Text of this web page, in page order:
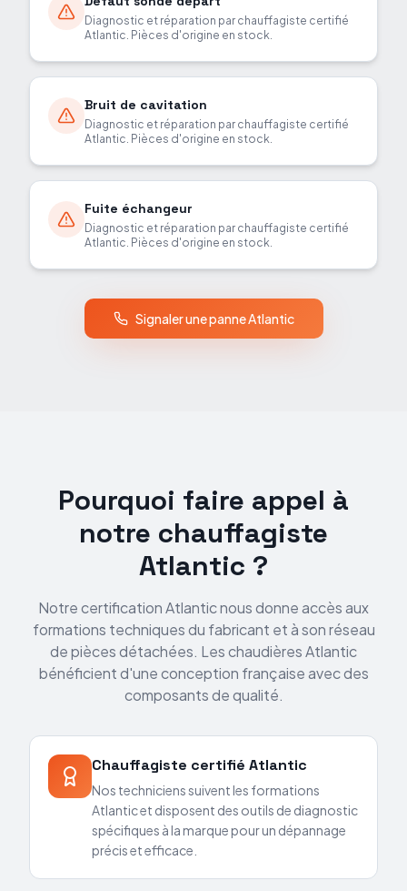
Diagnostic et réparation par chauffagiste certifié
Atlantic. Pièces d'origine en stock.
Bruit de cavitation
Diagnostic et réparation par chauffagiste certifié
Atlantic. Pièces d'origine en stock.
Fuite échangeur
Diagnostic et réparation par chauffagiste certifié
Atlantic. Pièces d'origine en stock.
Signaler une panneAtlantic
Pourquoi faire appel à
notre chauffagiste
Atlantic ?
Notre certification Atlantic nous donne accès aux
formations techniques du fabricant et à son réseau
de pièces détachées. Les chaudières Atlantic
bénéficient d'une conception française avec des
composants de qualité.
Chauffagiste certifié Atlantic
Nos techniciens suivent les formations
Atlantic et disposent des outils de diagnostic
spécifiques à la marque pour un dépannage
précis et efficace.